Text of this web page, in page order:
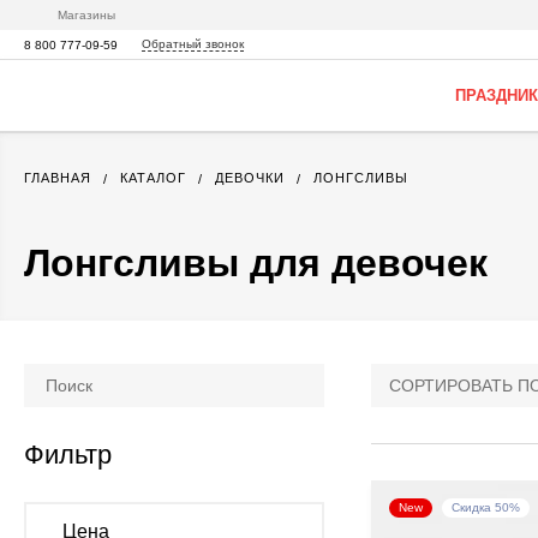
Магазины
8 800 777-09-59 Обратный звонок
ГЛАВНАЯ КАТАЛОГ ДЕВОЧКИ ЛОНГСЛИВЫ
Лонгсливы для девочек
Фильтр
Цена
СОРТИРОВАТЬ
New Скидка 50%